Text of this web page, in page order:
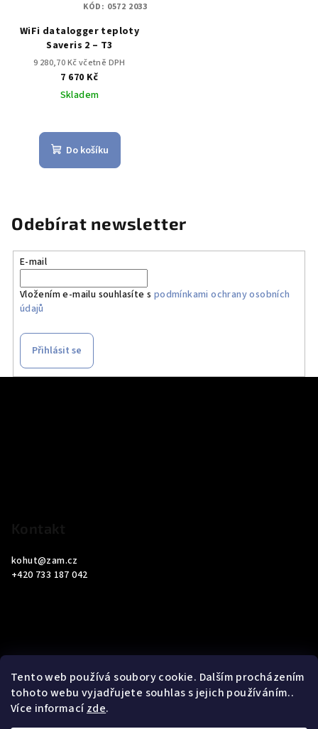
Tento web používá soubory cookie. Dalším procházením
tohoto webu vyjadřujete souhlas s jejich používáním..
Více informacízde.
WiFi datalogger teploty
Saveris 2 – T3
9 280,70 Kč včetně DPH
7 670 Kč
Skladem
Do košíku
KÓD: 0572 2033
Odebírat newsletter
E-mail
Vložením e-mailu souhlasíte s podmínkami ochrany osobních
údajů
Přihlásit se
kohut@zam.cz
+420 733 187 042
Informace pro vás
Obchodní podmínky